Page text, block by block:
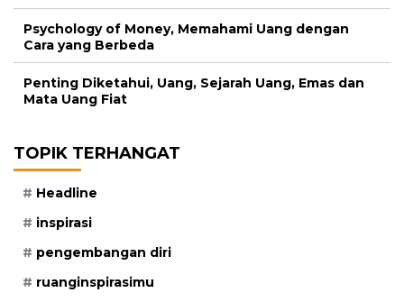
Psychology of Money, Memahami Uang dengan
Cara yang Berbeda
Penting Diketahui, Uang, Sejarah Uang, Emas dan
Mata Uang Fiat
TOPIK TERHANGAT
Headline
inspirasi
pengembangan diri
ruanginspirasimu